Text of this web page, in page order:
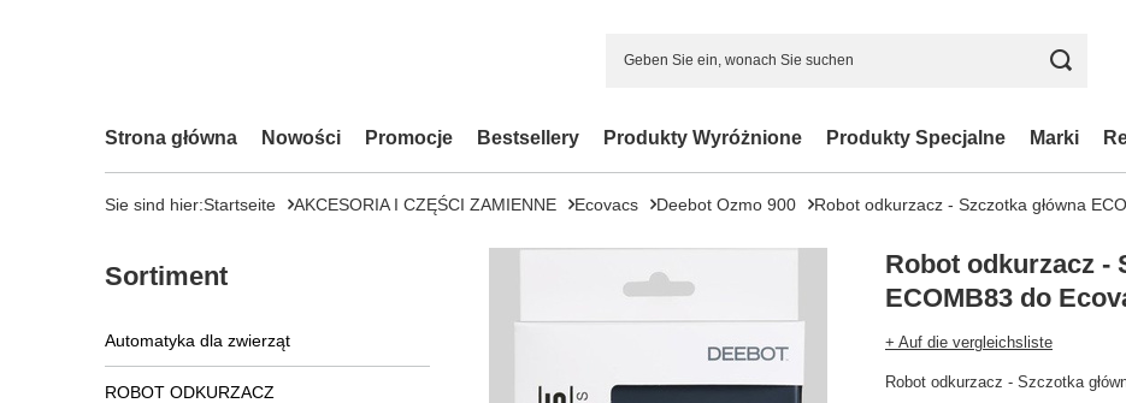
Strona główna Nowości Promocje Bestsellery Produkty Wyróżnione Produkty Specjalne Marki
Sie sind hier:Startseite AKCESORIA I CZĘŚCI ZAMIENNE Ecovacs Deebot Ozmo 900 Robot odkurzacz - Szczotka główna
Sortiment
Automatyka dla zwierząt
ROBOT ODKURZACZ
Robot odkurzacz -
ECOMB83 do
+ Auf die vergleichsliste
Robot odkurzacz - Szczotka